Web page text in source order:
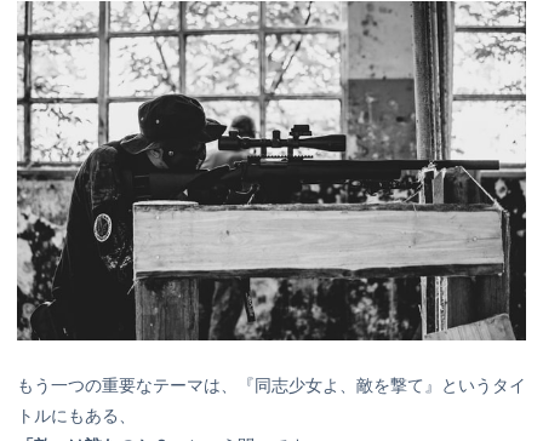
もう一つの重要なテーマは、『同志少女よ、敵を撃て』というタイ
トルにもある、